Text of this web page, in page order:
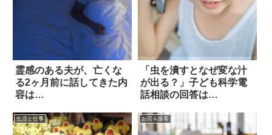
霊感のある夫が、亡くな
る2ヶ月前に話してきた内
容は…
「虫を潰すとなぜ変な汁
が出る？」子ども科学電
話相談の回答は…
生活と仕事 お店＆接客